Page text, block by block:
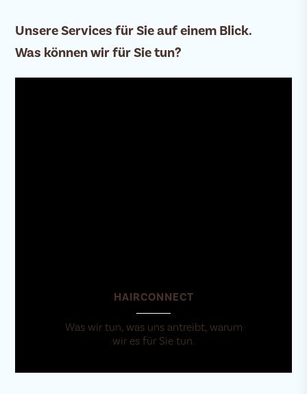
Unsere Services für Sie auf einem Blick.
Was können wir für Sie tun?
HAIRCONNECT
Was wir tun, was uns antreibt, warum
wir es für Sie tun.